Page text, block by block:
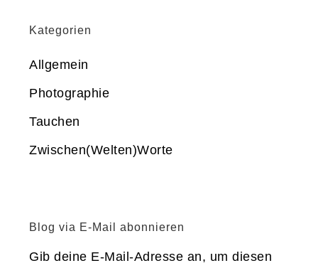
Kategorien
Allgemein
Photographie
Tauchen
Zwischen(Welten)Worte
Blog via E-Mail abonnieren
Gib deine E-Mail-Adresse an, um diesen